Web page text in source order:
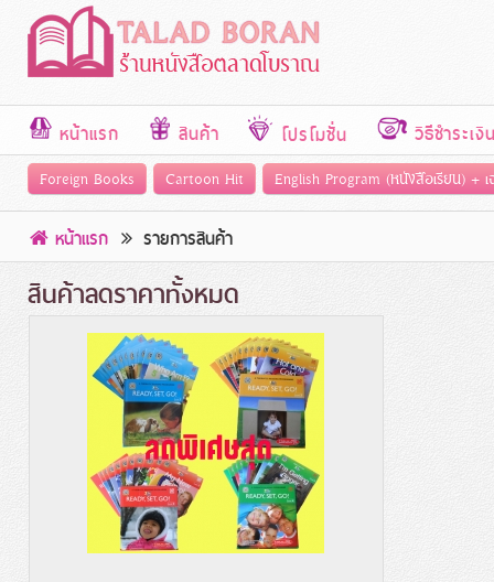
หน้าแรก สินค้า โปรโมชั่น วิธีชำระเงิ
Foreign Books Cartoon Hit English Program (หนังสือเรียน) +
หน้าแรก รายการสินค้า
สินค้าลดราคาทั้งหมด